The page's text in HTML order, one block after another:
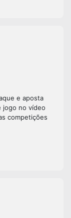
e aposta
jogo no vídeo
competições